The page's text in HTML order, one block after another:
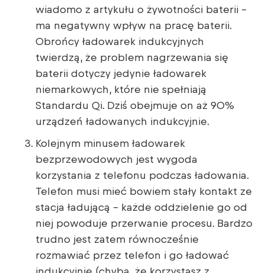
wiadomo z artykułu o żywotności baterii –
ma negatywny wpływ na pracę baterii.
Obrońcy ładowarek indukcyjnych
twierdzą, że problem nagrzewania się
baterii dotyczy jedynie ładowarek
niemarkowych, które nie spełniają
Standardu Qi. Dziś obejmuje on aż 90%
urządzeń ładowanych indukcyjnie.
Kolejnym minusem ładowarek
bezprzewodowych jest wygoda
korzystania z telefonu podczas ładowania.
Telefon musi mieć bowiem stały kontakt ze
stacja ładującą – każde oddzielenie go od
niej powoduje przerwanie procesu. Bardzo
trudno jest zatem równocześnie
rozmawiać przez telefon i go ładować